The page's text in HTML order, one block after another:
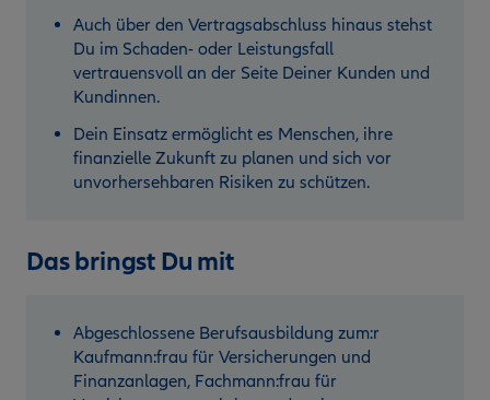
Auch über den Vertragsabschluss hinaus stehst
Du im Schaden- oder Leistungsfall
vertrauensvoll an der Seite Deiner Kunden und
Kundinnen.
Dein Einsatz ermöglicht es Menschen, ihre
finanzielle Zukunft zu planen und sich vor
unvorhersehbaren Risiken zu schützen.
Das bringst Du mit
Abgeschlossene Berufsausbildung zum:r
Kaufmann:frau für Versicherungen und
Finanzanlagen, Fachmann:frau für